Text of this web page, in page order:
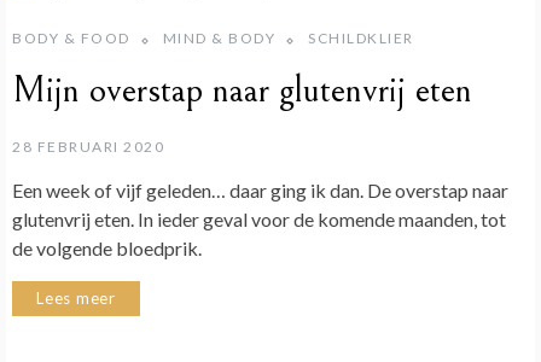
BODY & FOOD MIND & BODY SCHILDKLIER
Mijn overstap naar glutenvrij eten
28 FEBRUARI 2020
Een week of vijf geleden… daar ging ik dan. De overstap naar
glutenvrij eten. In ieder geval voor de komende maanden, tot
de volgende bloedprik.
Lees meer